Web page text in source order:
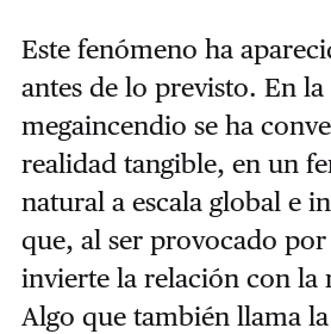
Este fenómeno ha
antes de lo previsto. En
megaincendio se ha
realidad tangible, en un
natural a escala global e
que, al ser provocado
invierte la relación con la
Algo que también llama